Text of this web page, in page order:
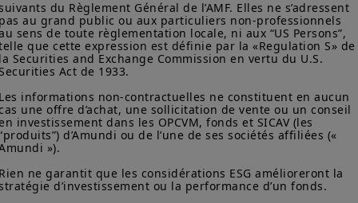
du Règlement Général de l’AMF. Elles ne s’adressent
au grand public ou aux particuliers non-professionnels
sens de toute règlementation locale, ni aux “US Persons”,
que cette expression est définie par la «Regulation S» de
Securities and Exchange Commission en vertu du U.S.
Act de 1933.
informations non-contractuelles ne constituent en aucun
une offre d’achat, une sollicitation de vente ou un conseil
investissement dans les OPCVM, fonds et SICAV (les
d’Amundi ou de l’une de ses sociétés affiliées («
»).
ne garantit que les considérations ESG amélioreront la
d’investissement ou la performance d’un fonds.